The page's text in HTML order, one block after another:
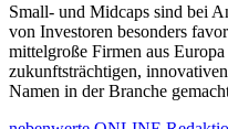
Small- und Midcaps sind bei
von Investoren besonders
mittelgroße Firmen aus
zukunftsträchtigen,
Namen in der Branche